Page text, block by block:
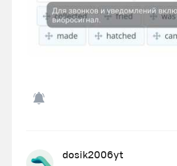
dosik2006yt